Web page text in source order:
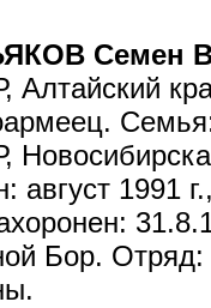
Семен
Алтайский
август 1991
Бор. Отряд: